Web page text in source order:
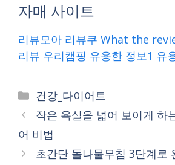
자매 사이트
리뷰모아 리뷰쿠 What the
리뷰 우리캠핑 유용한 정보1 유
Categories
건강_다이어트
작은 욕실을 넓어 보이게 하
어 비법
초간단 돌나물무침 3단계로